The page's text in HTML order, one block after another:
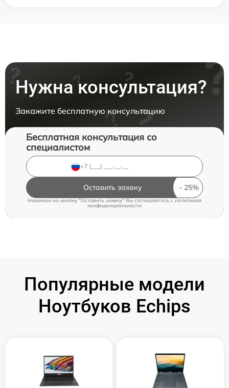
Нужна консультация?
Закажите бесплатную консультацию
Бесплатная консультация со
специалистом
Оставить заявку
Нажимая на кнопку "Оставить заявку" Вы соглашаетесь cполитикой
конфиденциальности
Популярные модели
Ноутбуков Echips